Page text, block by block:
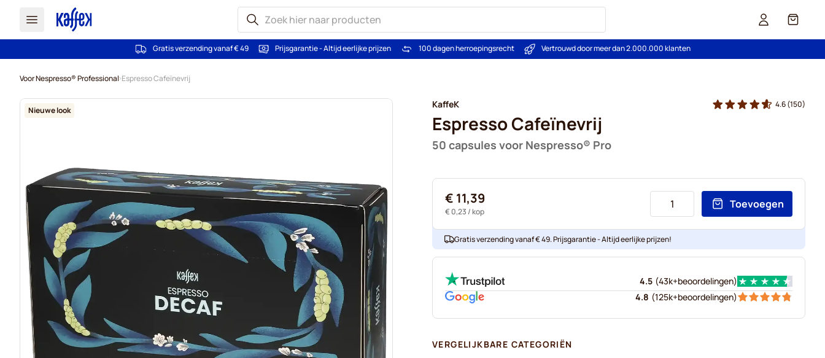
Cart
Gratis verzending vanaf € 49 Prijsgarantie - Altijd eerlijke prijzen 100 dagen herroepingsrecht Vertrouwd door meer dan 2.000.000 klanten
Voor Nespresso® Professional Espresso Cafeïnevrij
Nieuwe look
KaffeK
Espresso Cafeïnevrij
50 capsules voor Nespresso® Pro
4.6(150)
€ 11,39
€ 0,23 / kop
Toevoegen
Gratis verzending vanaf € 49. Prijsgarantie - Altijd eerlijke prijzen!
4.5 (43k+beoordelingen)
4.8 (125k+beoordelingen)
VERGELIJKBARE CATEGORIËN